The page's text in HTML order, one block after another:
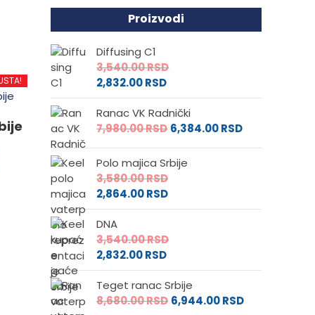
Proizvodi
Diffusing C1
3,540.00RSD
2,832.00RSD
Ranac VK Radnički
7,980.00RSD 6,384.00RSD
Polo majica Srbije
3,580.00RSD
2,864.00RSD
DNA
3,540.00RSD
2,832.00RSD
Teget ranac Srbije
8,680.00RSD 6,944.00RSD